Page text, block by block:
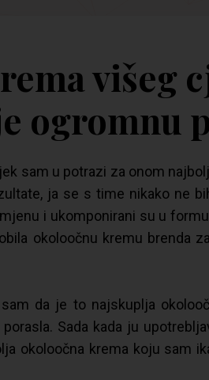
višeg
ogromnu
sam u potrazi za onom
ja se s time nikako ne
i ukomponirani su u
okoloočnu kremu brenda
da je to najskuplja
Sada kada ju
okoloočna krema koju sam